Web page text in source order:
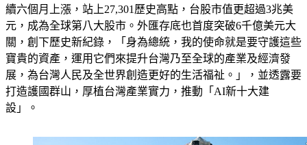
元，成為全球第八大股市。外匯存底也首度突破6千億美元大
關，創下歷史新紀錄，「身為總統，我的使命就是要守護這些
寶貴的資產，運用它們來提升台灣乃至全球的產業及經濟發
展，為台灣人民及全世界創造更好的生活福祉。」，並透露要
打造護國群山，厚植台灣產業實力，推動「AI新十大建
設」。